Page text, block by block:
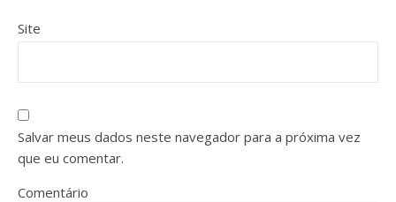
Site
Salvar meus dados neste navegador para a próxima vez
que eu comentar.
Comentário